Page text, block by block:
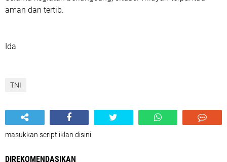
aman dan tertib.
Ida
TNI
masukkan script iklan disini
DIREKOMENDASIKAN